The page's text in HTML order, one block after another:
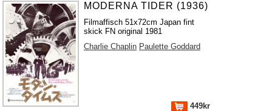
MODERNA TIDER (1936)
Filmaffisch 51x72cm Japan fint
skick FN original 1981
Charlie Chaplin Paulette Goddard
449kr